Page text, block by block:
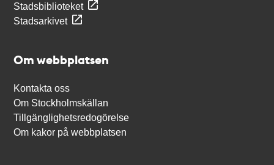
Stadsbiblioteket
Stadsarkivet
Om webbplatsen
Kontakta oss
Om Stockholmskällan
Tillgänglighetsredogörelse
Om kakor på webbplatsen